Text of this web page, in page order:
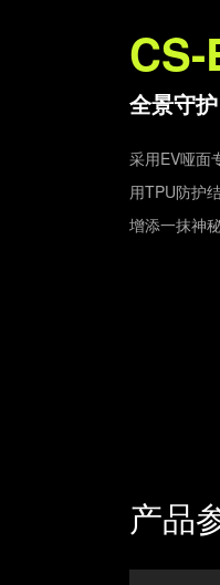
CS-
全景守
采用EV哑面
用TPU防护
增添一抹神
产品